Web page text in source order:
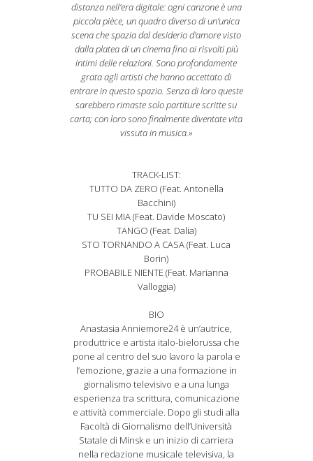
distanza nell’era digitale: ogni canzone è una
piccola pièce, un quadro diverso di un’unica
scena che spazia dal desiderio d'amore visto
dalla platea di un cinema fino ai risvolti più
intimi delle relazioni. Sono profondamente
grata agli artisti che hanno accettato di
entrare in questo spazio. Senza di loro queste
sarebbero rimaste solo partiture scritte su
carta; con loro sono finalmente diventate vita
vissuta in musica.»
TRACK-LIST:
TUTTO DA ZERO (Feat. Antonella
Bacchini)
TU SEI MIA (Feat. Davide Moscato)
TANGO (Feat. Dalia)
STO TORNANDO A CASA (Feat. Luca
Borin)
PROBABILE NIENTE (Feat. Marianna
Valloggia)
BIO
Anastasia Anniemore24 è un’autrice,
produttrice e artista italo-bielorussa che
pone al centro del suo lavoro la parola e
l’emozione, grazie a una formazione in
giornalismo televisivo e a una lunga
esperienza tra scrittura, comunicazione
e attività commerciale. Dopo gli studi alla
Facoltà di Giornalismo dell’Università
Statale di Minsk e un inizio di carriera
nella redazione musicale televisiva, la